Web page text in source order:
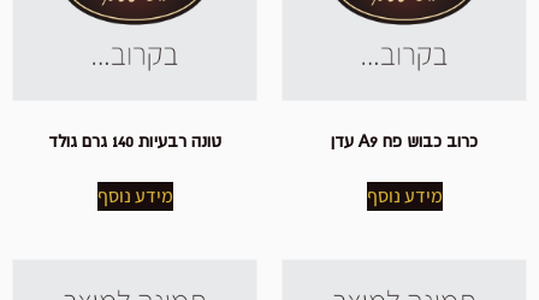
כרוב כבוש פח A9 עדן
מידע נוסף
טונה רבעיות 140 גרם גולד
מידע נוסף